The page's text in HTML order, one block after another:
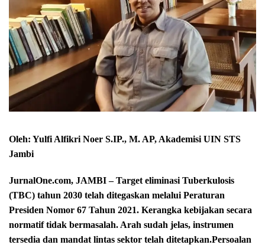
Oleh: Yulfi Alfikri Noer S.IP., M. AP, Akademisi UIN STS
Jambi
JurnalOne.com, JAMBI – Target eliminasi Tuberkulosis
(TBC) tahun 2030 telah ditegaskan melalui Peraturan
Presiden Nomor 67 Tahun 2021. Kerangka kebijakan secara
normatif tidak bermasalah. Arah sudah jelas, instrumen
tersedia dan mandat lintas sektor telah ditetapkan.Persoalan